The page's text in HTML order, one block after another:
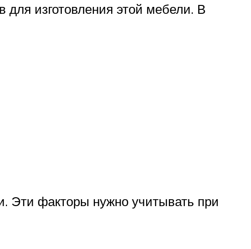
изготовления этой мебели. В
Эти факторы нужно учитывать при